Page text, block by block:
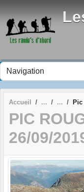
Accueil Pic
PIC
26/09/